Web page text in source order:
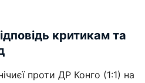
критикам та
проти ДР Конго (1:1) на